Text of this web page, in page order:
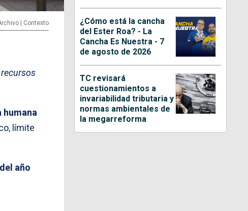
| Contexto
humana
límite
año
¿Cómo está la cancha
del Ester Roa? - La
Cancha Es Nuestra - 7
de agosto de 2026
TC revisará
cuestionamientos a
invariabilidad tributaria y
normas ambientales de
la megarreforma